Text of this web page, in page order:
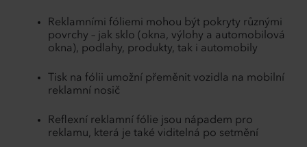
Reklamními fóliemi mohou být pokryty různými
povrchy – jak sklo (okna, výlohy a automobilová
okna), podlahy, produkty, tak i automobily
Tisk na fólii umožní přeměnit vozidla na mobilní
reklamní nosič
Reflexní reklamní fólie jsou nápadem pro
reklamu, která je také viditelná po setmění